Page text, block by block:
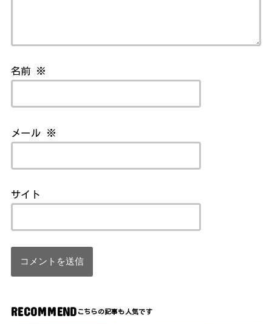
名前 ※
メール ※
サイト
RECOMMEND